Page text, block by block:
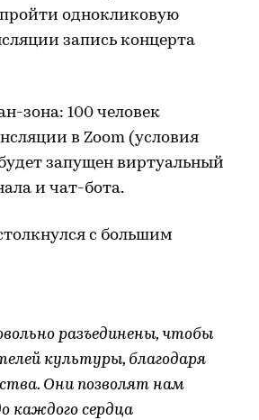
однокликовую
запись концерта
зона: 100 человек
в Zoom (условия
запущен виртуальный
и чат-бота.
с большим
разъединены, чтобы
культуры, благодаря
Они позволят нам
каждого сердца